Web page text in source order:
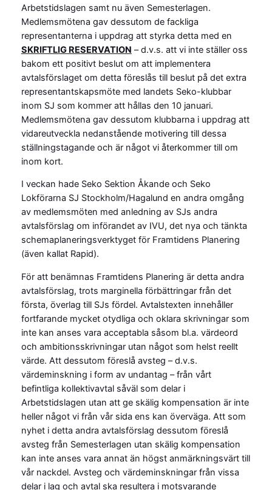
Arbetstidslagen samt nu även Semesterlagen.
Medlemsmötena gav dessutom de fackliga
representanterna i uppdrag att styrka detta med en
SKRIFTLIG RESERVATION – d.v.s. att vi inte ställer oss
bakom ett positivt beslut om att implementera
avtalsförslaget om detta föreslås till beslut på det extra
representantskapsmöte med landets Seko-klubbar
inom SJ som kommer att hållas den 10 januari.
Medlemsmötena gav dessutom klubbarna i uppdrag att
vidareutveckla nedanstående motivering till dessa
ställningstagande och är något vi återkommer till om
inom kort.
I veckan hade Seko Sektion Åkande och Seko
Lokförarna SJ Stockholm/Hagalund en andra omgång
av medlemsmöten med anledning av SJs andra
avtalsförslag om införandet av IVU, det nya och tänkta
schemaplaneringsverktyget för Framtidens Planering
(även kallat Rapid).
För att benämnas Framtidens Planering är detta andra
avtalsförslag, trots marginella förbättringar från det
första, överlag till SJs fördel. Avtalstexten innehåller
fortfarande mycket otydliga och oklara skrivningar som
inte kan anses vara acceptabla såsom bl.a. värdeord
och ambitionsskrivningar utan något som helst reellt
värde. Att dessutom föreslå avsteg – d.v.s.
värdeminskning i form av undantag – från vårt
befintliga kollektivavtal såväl som delar i
Arbetstidslagen utan att ge skälig kompensation är inte
heller något vi från vår sida ens kan överväga. Att som
nyhet i detta andra avtalsförslag dessutom föreslå
avsteg från Semesterlagen utan skälig kompensation
kan inte anses vara annat än högst anmärkningsvärt till
vår nackdel. Avsteg och värdeminskningar från vissa
delar i lag och avtal ska resultera i motsvarande